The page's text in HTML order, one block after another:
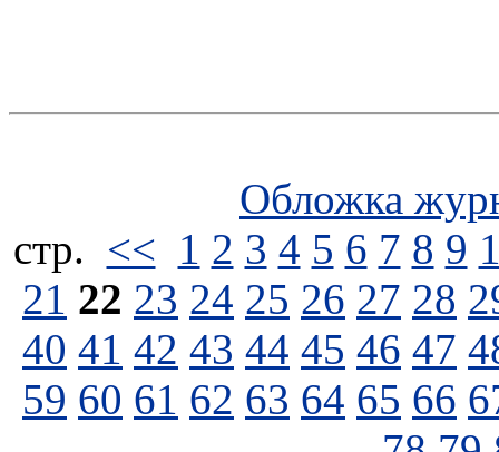
Обложка
стp. << 1 2 3 4 5 6 7 8 9
21 22 23 24 25 26 27 28
40 41 42 43 44 45 46 47
59 60 61 62 63 64 65 66